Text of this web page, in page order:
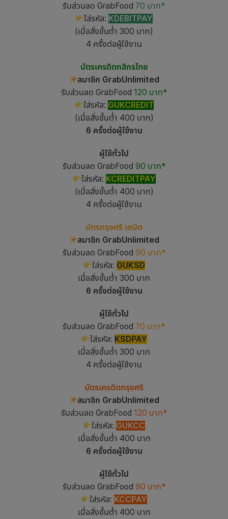
รับส่วนลด GrabFood 70 บาท*
ใส่รหัส: KDEBITPAY
(เมื่อสั่งขั้นต่ำ 300 บาท)
4 ครั้งต่อผู้ใช้งาน
บัตรเครดิตกสิกรไทย
สมาชิก GrabUnlimited
รับส่วนลด GrabFood 120 บาท*
ใส่รหัส: GUKCREDIT
(เมื่อสั่งขั้นต่ำ 400 บาท)
6 ครั้งต่อผู้ใช้งาน
ผู้ใช้ทั่วไป
รับส่วนลด GrabFood 90 บาท*
ใส่รหัส: KCREDITPAY
(เมื่อสั่งขั้นต่ำ 400 บาท)
4 ครั้งต่อผู้ใช้งาน
บัตรกรุงศรี เดบิต
สมาชิก GrabUnlimited
รับส่วนลด GrabFood 90 บาท*
ใส่รหัส: GUKSD
เมื่อสั่งขั้นต่ำ 300 บาท
6 ครั้งต่อผู้ใช้งาน
ผู้ใช้ทั่วไป
รับส่วนลด GrabFood 70 บาท*
ใส่รหัส: KSDPAY
เมื่อสั่งขั้นต่ำ 300 บาท
4 ครั้งต่อผู้ใช้งาน
บัตรเครดิตกรุงศรี
สมาชิก GrabUnlimited
รับส่วนลด GrabFood 120 บาท*
ใส่รหัส: GUKCC
เมื่อสั่งขั้นต่ำ 400 บาท
6 ครั้งต่อผู้ใช้งาน
ผู้ใช้ทั่วไป
รับส่วนลด GrabFood 90 บาท*
ใส่รหัส: KCCPAY
เมื่อสั่งขั้นต่ำ 400 บาท